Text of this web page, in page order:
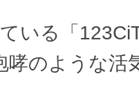
いる「
哮のような活